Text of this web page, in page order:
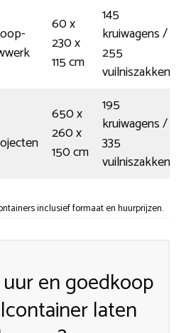
60 x
230 x
115 cm
145
kruiwagens /
255
vuilniszakken
650 x
260 x
150 cm
195
kruiwagens /
335
vuilniszakken
inclusief formaat en huurprijzen.
en goedkoop
laten